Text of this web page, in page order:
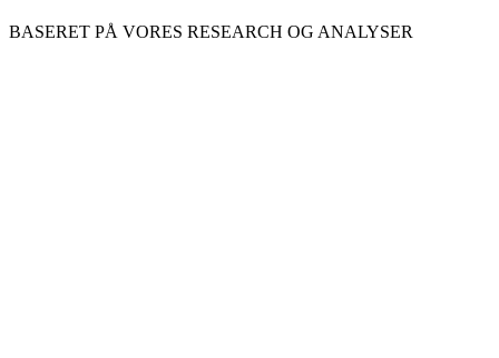
BASERET PÅ VORES RESEARCH OG ANALYSER